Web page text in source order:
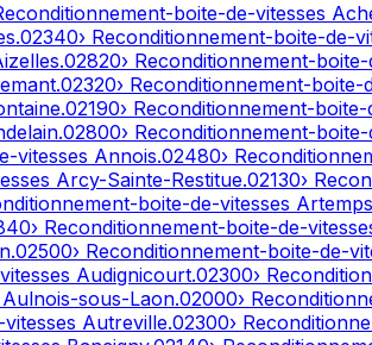
boite-de-vitesses
.02340› Reconditionnement-boite-de-
.02820› Reconditionnement-
.02320› Reconditionnement-boite-
.02190› Reconditionnement-boite-
.02800› Reconditionnement-
vitesses Annois.02480›
Arcy-Sainte-Restitue.02130›
boite-de-vitesses Artemps
› Reconditionnement-boite-de-
.02500› Reconditionnement-boite-de-
Audignicourt.02300›
Aulnois-sous-Laon.02000›
Autreville.02300›